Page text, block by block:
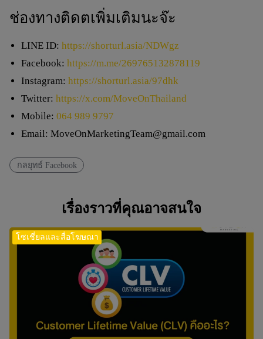
ช่องทางติดตเพิ่มเติมนะจ๊ะ
LINE ID:https://shorturl.asia/NDWgz
Facebook:https://m.me/269765132878119
Instagram:https://shorturl.asia/97dhk
Twitter:https://x.com/MoveOnThailand
Mobile: 064 989 9797
Email:MoveOnMarketingTeam@gmail.com
กลยุทธ์ Facebook
เรื่องราวที่คุณอาจสนใจ
โซเชี่ยลและสื่อโฆษณา